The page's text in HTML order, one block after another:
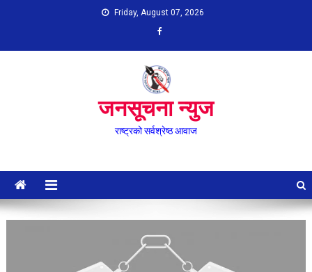
Friday, August 07, 2026
जनसूचना न्युज
राष्ट्रको सर्वश्रेष्ठ आवाज